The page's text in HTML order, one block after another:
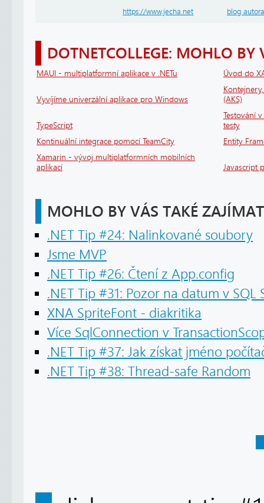
https://www.jecha.net blog autora
DOTNETCOLLEGE: MOHLO BY
MAUI - multiplatformní aplikace v .NETu Úvod do
Vyvíjíme univerzální aplikace pro Windows
(AKS)
TypeScript
Testování
testy
Kontinuální integrace pomocí TeamCity
Entity
Xamarin - vývoj multiplatformních mobilních
aplikací
Javascript
MOHLO BY VÁS TAKÉ ZAJÍMAT
.NET Tip #24: Nalinkované soubory
Jsme MVP
.NET Tip #26: Čtení z App.config
.NET Tip #31: Pozor na datum v SQL
XNA SpriteFont - diakritika
Více SqlConnection v
.NET Tip #37: Jak získat jméno
.NET Tip #38: Thread-safe Random